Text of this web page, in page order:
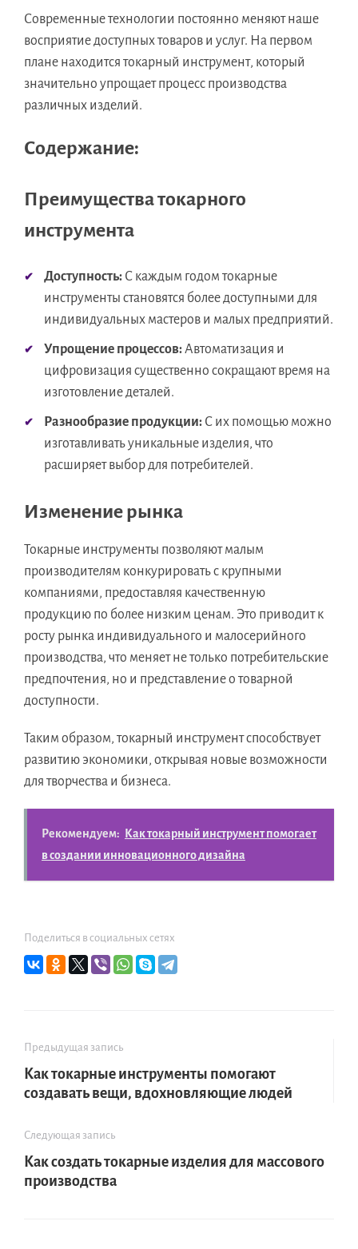
Современные технологии постоянно меняют наше
восприятие доступных товаров и услуг. На первом
плане находится токарный инструмент, который
значительно упрощает процесс производства
различных изделий.
Содержание:
Преимущества токарного
инструмента
Доступность: С каждым годом токарные
инструменты становятся более доступными для
индивидуальных мастеров и малых предприятий.
Упрощение процессов:Автоматизация и
цифровизация существенно сокращают время на
изготовление деталей.
Разнообразие продукции: С их помощью можно
изготавливать уникальные изделия, что
расширяет выбор для потребителей.
Изменение рынка
Токарные инструменты позволяют малым
производителям конкурировать с крупными
компаниями, предоставляя качественную
продукцию по более низким ценам. Это приводит к
росту рынка индивидуального и малосерийного
производства, что меняет не только потребительские
предпочтения, но и представление о товарной
доступности.
Таким образом, токарный инструмент способствует
развитию экономики, открывая новые возможности
для творчества и бизнеса.
Рекомендуем:
Как токарный инструмент помогает
в создании инновационного дизайна
Поделиться в социальных сетях
Предыдущая запись
Как токарные инструменты помогают
создавать вещи, вдохновляющие людей
Следующая запись
Как создать токарные изделия для массового
производства